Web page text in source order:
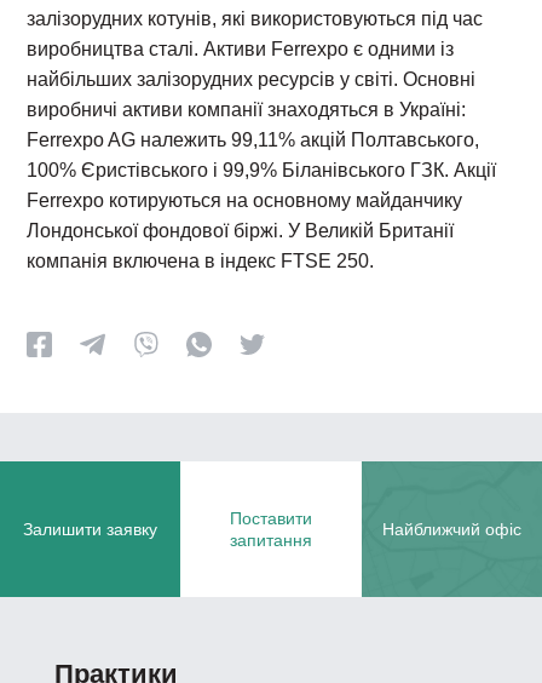
залізорудних котунів, які використовуються під час
виробництва сталі. Активи Ferrexpo є одними із
найбільших залізорудних ресурсів у світі. Основні
виробничі активи компанії знаходяться в Україні:
Ferrexpo AG належить 99,11% акцій Полтавського,
100% Єристівського і 99,9% Біланівського ГЗК. Акції
Ferrexpo котируються на основному майданчику
Лондонської фондової біржі. У Великій Британії
компанія включена в індекс FTSE 250.
Залишити заявку
Поставити
запитання
Найближчий офіс
Практики